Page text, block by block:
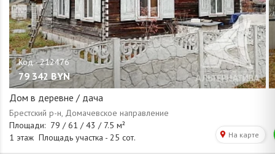
79 342 BYN
Дом в деревне / дача